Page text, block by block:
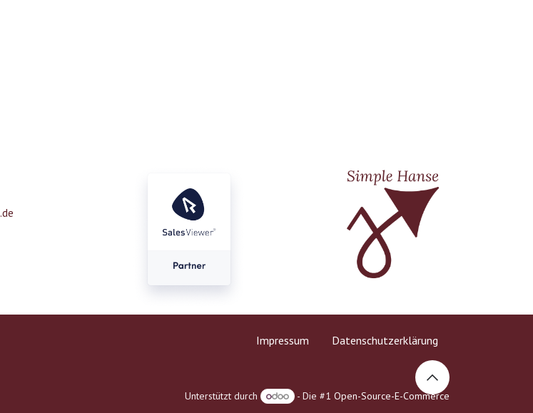
Impressum Datenschutzerklärung
Unterstützt durch - Die #1 Open-Source-E-Commerce